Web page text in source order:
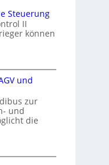
Steuerung
II
können
und
zur
und
die